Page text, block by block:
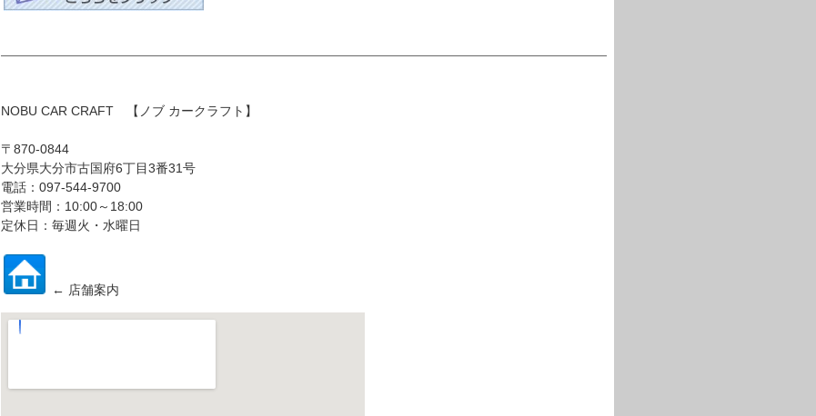
NOBU CAR CRAFT 【ノブ カークラフト】
〒870-0844
大分県大分市古国府6丁目3番31号
電話：097-544-9700
営業時間：10:00～18:00
定休日：毎週火・水曜日
← 店舗案内